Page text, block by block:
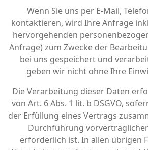
Wenn Sie uns per E-Mail,
kontaktieren, wird Ihre Anfrage
hervorgehenden
Anfrage) zum Zwecke der
bei uns gespeichert und
geben wir nicht ohne Ihre
Die Verarbeitung dieser Daten
von Art. 6 Abs. 1 lit. b DSGVO,
der Erfüllung eines Vertrags
Durchführung
erforderlich ist. In allen übrigen